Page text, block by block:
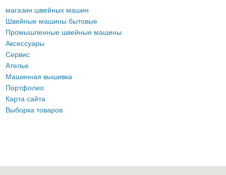
магазин швейных машин
Швейные машины бытовые
Промышленные швейные машины
Аксессуары
Сервис
Ателье
Машинная вышивка
Портфолио
Карта сайта
Выборка товаров